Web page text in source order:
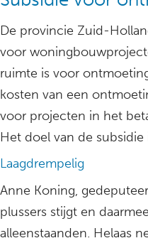
De provincie Zuid-
voor
ruimte is voor
kosten van een
voor projecten in het
Het doel van de
Laagdrempelig
Anne Koning,
plussers stijgt en
alleenstaanden. Helaas